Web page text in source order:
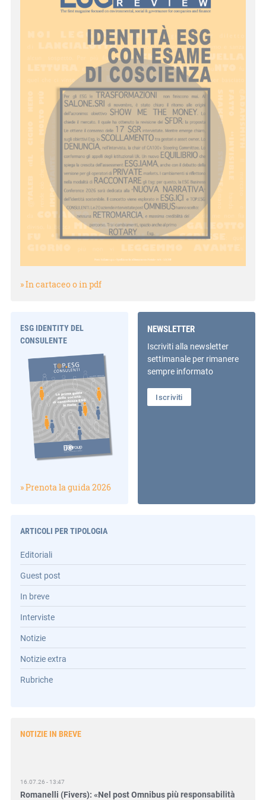
» In cartaceo o in pdf
ESG IDENTITY DEL
CONSULENTE
» Prenota la guida 2026
NEWSLETTER
Iscriviti alla newsletter
settimanale per rimanere
sempre informato
Iscriviti
ARTICOLI PER TIPOLOGIA
Editoriali
Guest post
In breve
Interviste
Notizie
Notizie extra
Rubriche
NOTIZIE IN BREVE
Romanelli (Fivers): «Nel post Omnibus più responsabilità